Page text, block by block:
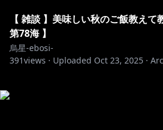
【 雑談 】美味しい秋のご飯教え
第78海 】
烏星-ebosi-
391views · Uploaded Oct 23, 2025 ·